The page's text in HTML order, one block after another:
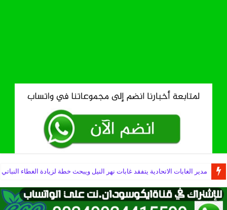
مدير الغابات الاتحادية يتفقد غابات نهر النيل ويبحث خطة لزيادة الغطاء النباتي